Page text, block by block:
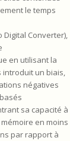
le temps
Digital Converter),
en utilisant la
introduit un biais,
négatives
sa capacité à
en moins
par rapport à